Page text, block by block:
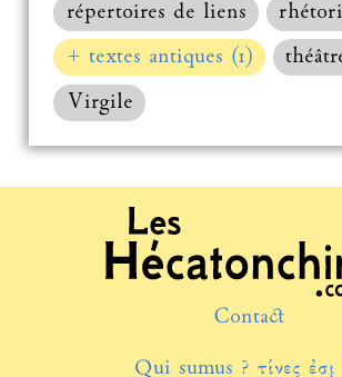
répertoires de liens
+ textes antiques (1)
Virgile
Contact
Qui sumus ? τίνες